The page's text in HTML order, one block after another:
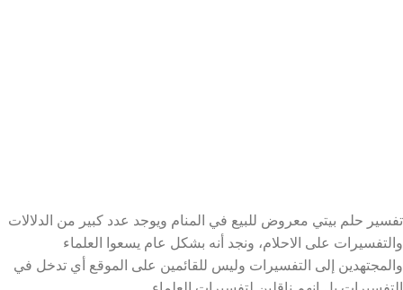
تفسير حلم بيتي معروض للبيع في المنام ويوجد عدد كبير من الدلالات
والتفسيرات على الاحلام، ونجد أنه بشكل عام يسعوا العلماء
والمجتهدين إلى التفسيرات وليس للقائمين على الموقع أي تدخل في